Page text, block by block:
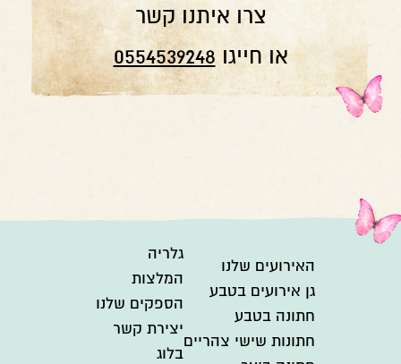
צרו איתנו קשר
או חייגו 0554539248
האירועים שלנו
גן אירועים בטבע
חתונה בטבע
חתונות שישי צהריים
גלריה
המלצות
הספקים שלנו
יצירת קשר
בלוג